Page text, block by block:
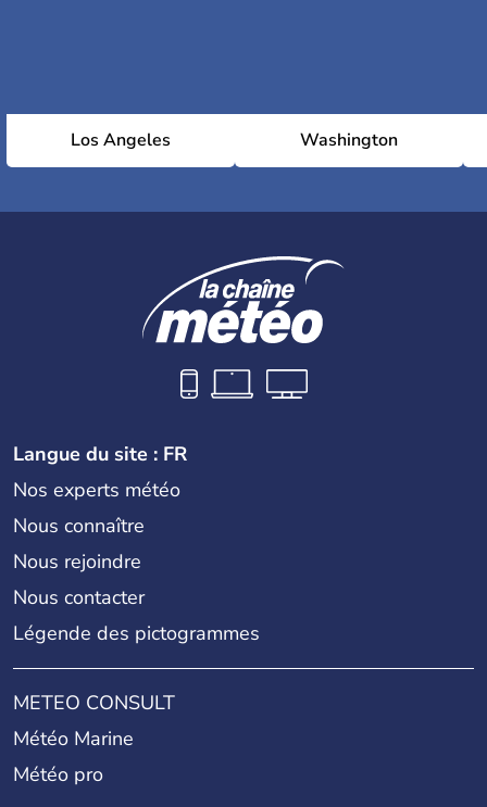
Los Angeles Washington
Langue du site : FR
Nos experts météo
Nous connaître
Nous rejoindre
Nous contacter
Légende des pictogrammes
METEO CONSULT
Météo Marine
Météo pro